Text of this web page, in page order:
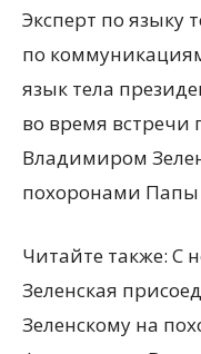
Эксперт по языку
по
язык тела
во время
Владимиром
похоронами Папы
Читайте также: С
Зеленская
Зеленскому на